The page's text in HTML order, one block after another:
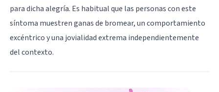
para dicha alegría. Es habitual que las personas con este
síntoma muestren ganas de bromear, un comportamiento
excéntrico y una jovialidad extrema independientemente
del contexto.